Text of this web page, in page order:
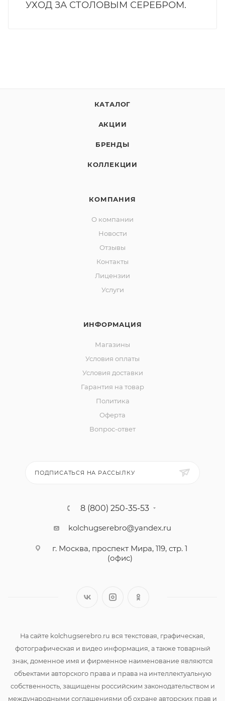
УХОД ЗА СТОЛОВЫМ СЕРЕБРОМ.
КАТАЛОГ
АКЦИИ
БРЕНДЫ
КОЛЛЕКЦИИ
КОМПАНИЯ
О компании
Новости
Отзывы
Контакты
Лицензии
Услуги
ИНФОРМАЦИЯ
Магазины
Условия оплаты
Условия доставки
Гарантия на товар
Политика
Оферта
Вопрос-ответ
ПОДПИСАТЬСЯ НА РАССЫЛКУ
8 (800) 250-35-53
kolchugserebro@yandex.ru
г. Москва, проспект Мира, 119, стр. 1
(офис)
На сайте kolchugserebro.ru вся текстовая, графическая,
фотографическая и видео информация, а также товарный
знак, доменное имя и фирменное наименование являются
объектами авторского права и права на интеллектуальную
собственность, защищены российским законодательством и
международными соглашениями об охране авторских прав и